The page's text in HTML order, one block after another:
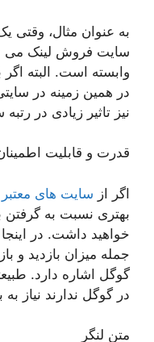
به عنوان مثال،
سایت فروش لینک می
وابسته است. البته
در همین زمینه در
نیز تاثیر زیادی در
قدرت و قابلیت
اگر از سایت های
بهتری نسبت به
خواهید داشت. در
جمله میزان بازدید و
گوگل اشاره دارد.
در گوگل ندارند نیاز
متن لنگر